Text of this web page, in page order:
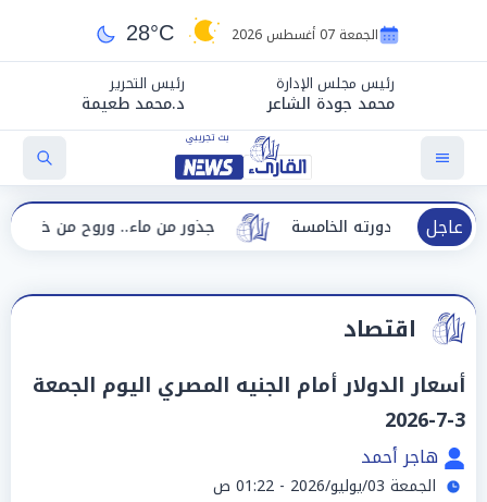
الجمعة 07 أغسطس 2026 28°C
رئيس مجلس الإدارة
محمد جودة الشاعر
رئيس التحرير
د.محمد طعيمة
عاجل جذور من ماء.. وروح من خلود هدى في دورته الخامسة
اقتصاد
أسعار الدولار أمام الجنيه المصري اليوم الجمعة
3-7-2026
هاجر أحمد
الجمعة 03/يوليو/2026 - 01:22 ص